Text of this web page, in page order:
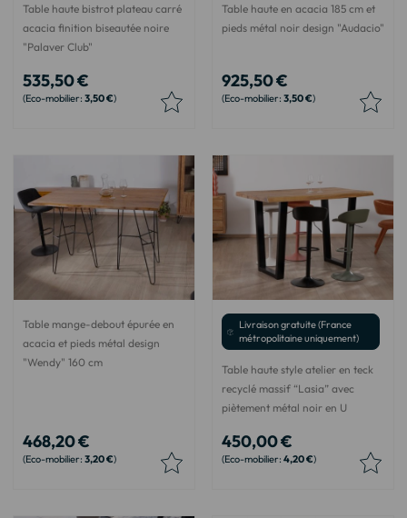
Table haute bistrot plateau carré
acacia finition biseautée noire
"Palaver Club"
535,50 €
3,50 €
Table haute en acacia 185 cm et
pieds métal noir design "Audacio"
925,50 €
3,50 €
Table mange-debout épurée en
acacia et pieds métal design
"Wendy" 160 cm
468,20 €
3,20 €
Livraison gratuite (France
métropolitaine uniquement)
Table haute style atelier en teck
recyclé massif “Lasia” avec
piètement métal noir en U
450,00 €
4,20 €